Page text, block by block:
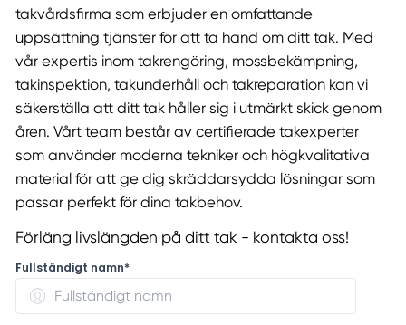
takvårdsfirma som erbjuder en omfattande
uppsättning tjänster för att ta hand om ditt tak. Med
vår expertis inom takrengöring, mossbekämpning,
takinspektion, takunderhåll och takreparation kan vi
säkerställa att ditt tak håller sig i utmärkt skick genom
åren. Vårt team består av certifierade takexperter
som använder moderna tekniker och högkvalitativa
material för att ge dig skräddarsydda lösningar som
passar perfekt för dina takbehov.
Förläng livslängden på ditt tak - kontakta oss!
Fullständigt namn*